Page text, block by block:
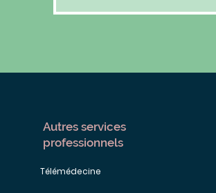
Autres services
professionnels
Télémédecine